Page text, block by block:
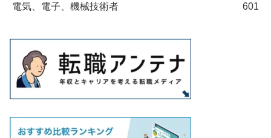
電気、電子、機械技術者 601